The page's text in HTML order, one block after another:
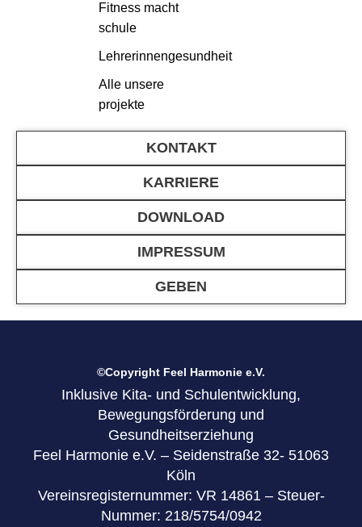
Fitness macht
schule
Lehrerinnengesundheit
Alle unsere
projekte
KONTAKT
KARRIERE
DOWNLOAD
IMPRESSUM
GEBEN
©Copyright Feel Harmonie e.V.
Inklusive Kita- und Schulentwicklung,
Bewegungsförderung und
Gesundheitserziehung
Feel Harmonie e.V. – Seidenstraße 32- 51063
Köln
Vereinsregisternummer: VR 14861 – Steuer-
Nummer: 218/5754/0942